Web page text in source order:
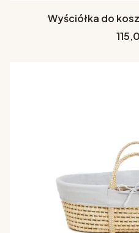
Wyściółka do
Cena